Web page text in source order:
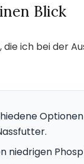
Blick
die ich bei der
niedrigen